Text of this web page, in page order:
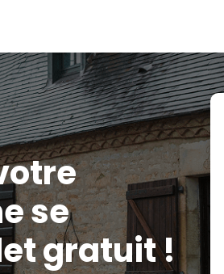
se
gratuit !